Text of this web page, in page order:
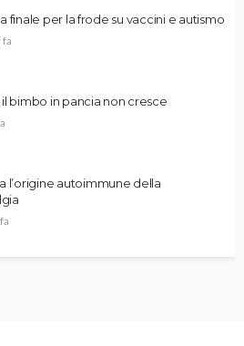
finale per la frode su vaccini e autismo
fa
bimbo in pancia non cresce
l’origine autoimmune della